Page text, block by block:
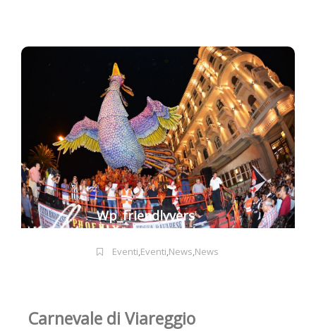
Wp_friendlyvers
Eventi,Eventi,News,News
Carnevale di Viareggio